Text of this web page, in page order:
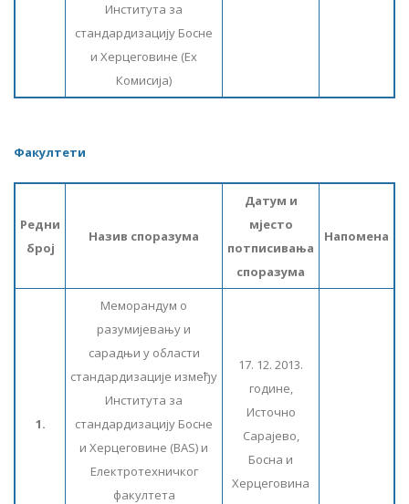
Института за
стандардизацију Босне
и Херцеговине (Еx
Комисија)
Факултети
Редни
број
Назив споразума
Датум и
мјесто
потписивања
споразума
Напомена
1.
Меморандум о
разумијевању и
сарадњи у области
стандардизације између
Института за
стандардизацију Босне
и Херцеговине (BAS) и
Електротехничког
факултета
17. 12. 2013.
године,
Источно
Сарајево,
Босна и
Херцеговина